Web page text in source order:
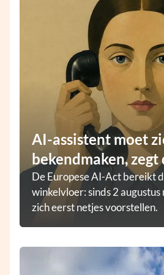
AI-assistent moet
bekendmaken, zegt
De Europese AI-Act bereikt
winkelvloer: sinds 2
zich eerst netjes voorstellen.